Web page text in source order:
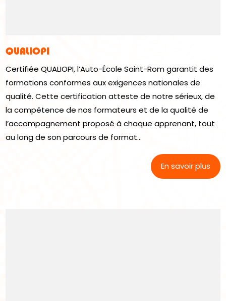
QUALIOPI
Certifiée QUALIOPI, l’Auto-École Saint-Rom garantit des
formations conformes aux exigences nationales de
qualité. Cette certification atteste de notre sérieux, de
la compétence de nos formateurs et de la qualité de
l’accompagnement proposé à chaque apprenant, tout
au long de son parcours de format...
En savoir plus